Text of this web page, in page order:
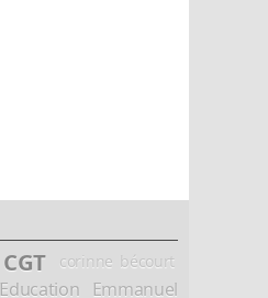
CGT corinne bécourt
Education
Emmanuel